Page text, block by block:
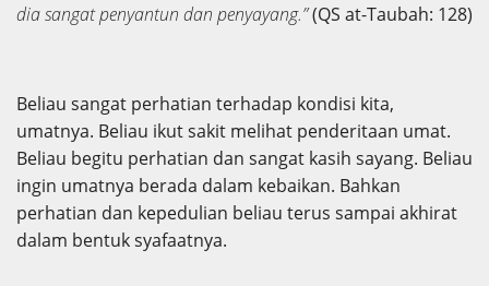
dia sangat penyantun dan penyayang.”(QS at-Taubah: 128)
Beliau sangat perhatian terhadap kondisi kita,
umatnya. Beliau ikut sakit melihat penderitaan umat.
Beliau begitu perhatian dan sangat kasih sayang. Beliau
ingin umatnya berada dalam kebaikan. Bahkan
perhatian dan kepedulian beliau terus sampai akhirat
dalam bentuk syafaatnya.